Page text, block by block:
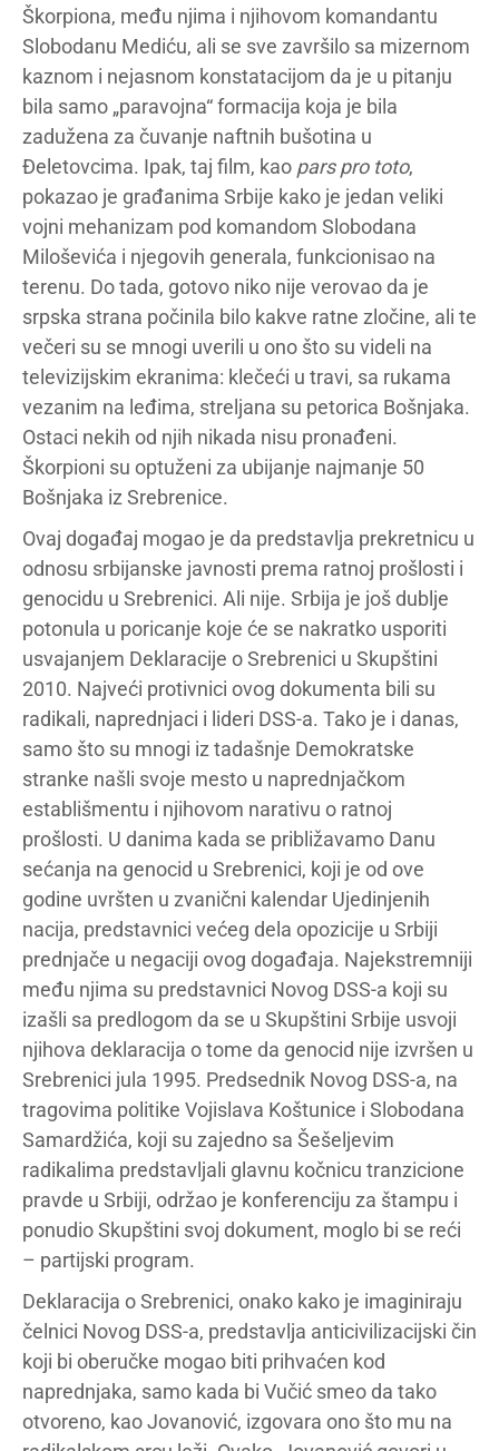
Škorpiona, među njima i njihovom komandantu
Slobodanu Mediću, ali se sve završilo sa mizernom
kaznom i nejasnom konstatacijom da je u pitanju
bila samo „paravojna“ formacija koja je bila
zadužena za čuvanje naftnih bušotina u
Đeletovcima. Ipak, taj film, kao pars pro toto,
pokazao je građanima Srbije kako je jedan veliki
vojni mehanizam pod komandom Slobodana
Miloševića i njegovih generala, funkcionisao na
terenu. Do tada, gotovo niko nije verovao da je
srpska strana počinila bilo kakve ratne zločine, ali te
večeri su se mnogi uverili u ono što su videli na
televizijskim ekranima: klečeći u travi, sa rukama
vezanim na leđima, streljana su petorica Bošnjaka.
Ostaci nekih od njih nikada nisu pronađeni.
Škorpioni su optuženi za ubijanje najmanje 50
Bošnjaka iz Srebrenice.
Ovaj događaj mogao je da predstavlja prekretnicu u
odnosu srbijanske javnosti prema ratnoj prošlosti i
genocidu u Srebrenici. Ali nije. Srbija je još dublje
potonula u poricanje koje će se nakratko usporiti
usvajanjem Deklaracije o Srebrenici u Skupštini
2010. Najveći protivnici ovog dokumenta bili su
radikali, naprednjaci i lideri DSS-a. Tako je i danas,
samo što su mnogi iz tadašnje Demokratske
stranke našli svoje mesto u naprednjačkom
establišmentu i njihovom narativu o ratnoj
prošlosti. U danima kada se približavamo Danu
sećanja na genocid u Srebrenici, koji je od ove
godine uvršten u zvanični kalendar Ujedinjenih
nacija, predstavnici većeg dela opozicije u Srbiji
prednjače u negaciji ovog događaja. Najekstremniji
među njima su predstavnici Novog DSS-a koji su
izašli sa predlogom da se u Skupštini Srbije usvoji
njihova deklaracija o tome da genocid nije izvršen u
Srebrenici jula 1995. Predsednik Novog DSS-a, na
tragovima politike Vojislava Koštunice i Slobodana
Samardžića, koji su zajedno sa Šešeljevim
radikalima predstavljali glavnu kočnicu tranzicione
pravde u Srbiji, održao je konferenciju za štampu i
ponudio Skupštini svoj dokument, moglo bi se reći
– partijski program.
Deklaracija o Srebrenici, onako kako je imaginiraju
čelnici Novog DSS-a, predstavlja anticivilizacijski čin
koji bi oberučke mogao biti prihvaćen kod
naprednjaka, samo kada bi Vučić smeo da tako
otvoreno, kao Jovanović, izgovara ono što mu na